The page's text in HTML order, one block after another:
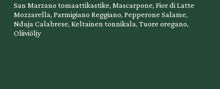
San Marzano tomaattikastike, Mascarpone, Fior di Latte
Mozzarella, Parmigiano Reggiano, Pepperone Salame,
Nduja Calabrese, Keltainen tonnikala, Tuore oregano,
Oliiviöljy